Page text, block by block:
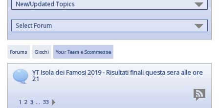
New/Updated Topics
Select Forum
Forums Giochi Your Team e Scommesse
YT Isola dei Famosi 2019 - Risultati finali questa sera alle ore
21
1 2 3 … 33